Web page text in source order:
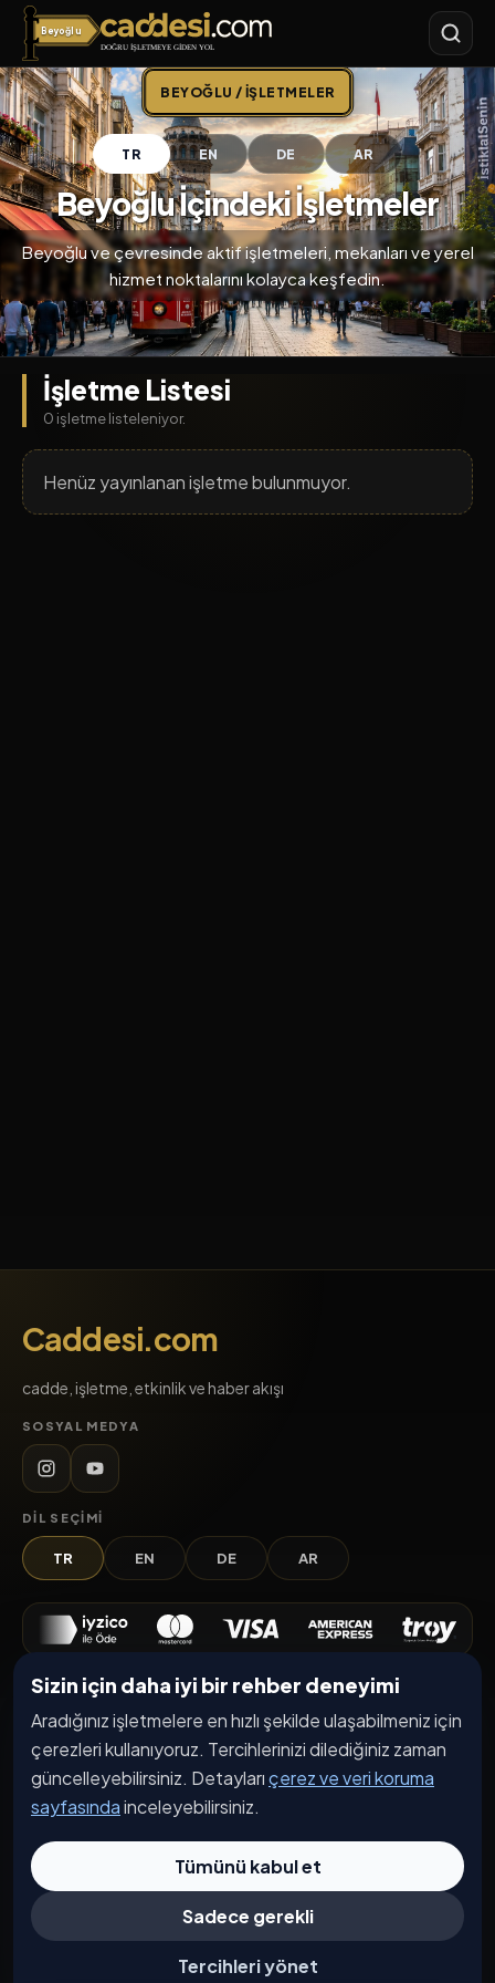
Sizin için daha iyi bir rehber deneyimi
Aradığınız işletmelere en hızlı şekilde ulaşabilmeniz için
çerezleri kullanıyoruz. Tercihlerinizi dilediğiniz zaman
güncelleyebilirsiniz. Detaylarıçerez ve veri koruma
sayfasındainceleyebilirsiniz.
Tümünü kabul et
Sadece gerekli
Tercihleri yönet
Beyoğlu
Caddesi.com
BEYOĞLU / İŞLETMELER
TR EN DE AR
Beyoğlu İçindeki İşletmeler
Beyoğlu ve çevresinde aktif işletmeleri, mekanları ve yerel
hizmet noktalarını kolayca keşfedin.
İşletme Listesi
0 işletme listeleniyor.
Henüz yayınlanan işletme bulunmuyor.
Caddesi.com
cadde, işletme, etkinlik ve haber akışı
SOSYAL MEDYA
DIL SEÇIMI
TR EN DE AR
Keşfet
İşletmeler
Etkinlikler
Kampanyalar
Haberler
İşletme Başvurusu
Kurumsal